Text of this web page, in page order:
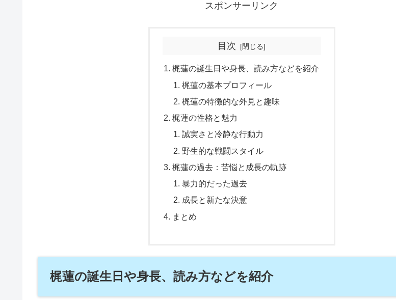
スポンサーリンク
目次
梶蓮の誕生日や身長、読み方などを紹介
梶蓮の基本プロフィール
梶蓮の特徴的な外見と趣味
梶蓮の性格と魅力
誠実さと冷静な行動力
野生的な戦闘スタイル
梶蓮の過去：苦悩と成長の軌跡
暴力的だった過去
成長と新たな決意
まとめ
梶蓮の誕生日や身長、読み方などを紹介